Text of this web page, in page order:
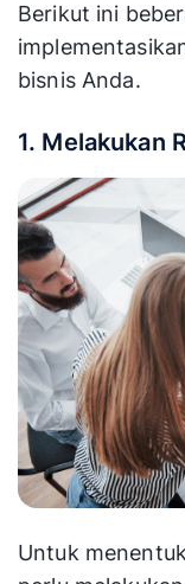
Berikut ini
bisnis Anda.
1. Melakukan
Untuk